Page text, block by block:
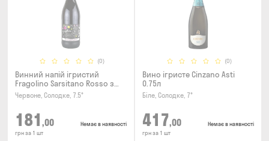
(0)
Винний напій ігристий
Fragolino Sarsitano Rosso з
ароматом полуниці 0.75л
Червоне, Солодке, 7.5°
181 ,00
грн за 1 шт
Немає в наявності
(0)
Вино ігристе Cinzano Asti
0.75л
Біле, Солодке, 7°
417,00
грн за 1 шт
Немає в наявності